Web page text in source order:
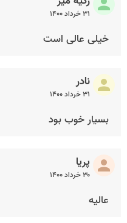
۳۱ خرداد ۱۴۰۰
خیلی عالی است
نادر
۳۱ خرداد ۱۴۰۰
بسیار خوب بود
پریا
۳۰ خرداد ۱۴۰۰
عالیه